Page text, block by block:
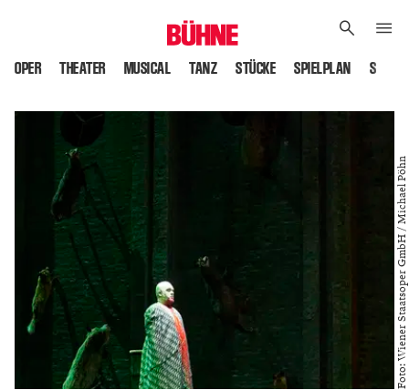
OPER THEATER MUSICAL TANZ STÜCKE SPIELPLAN
Foto: Wiener Staatsoper GmbH / Michael Pöhn